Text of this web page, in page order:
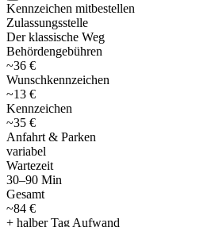
Kennzeichen mitbestellen
Zulassungsstelle
Der klassische Weg
Behördengebühren
~36 €
Wunschkennzeichen
~13 €
Kennzeichen
~35 €
Anfahrt & Parken
variabel
Wartezeit
30–90 Min
Gesamt
~84 €
+ halber Tag Aufwand